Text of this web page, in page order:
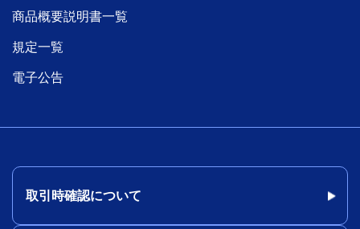
商品概要説明書一覧
規定一覧
電子公告
取引時確認について